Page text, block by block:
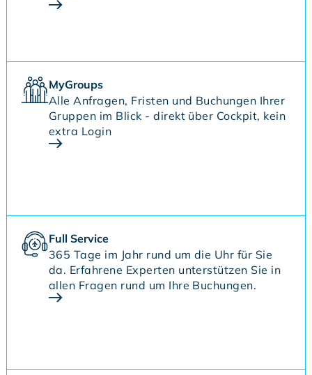
MyGroups
Alle Anfragen, Fristen und Buchungen Ihrer
Gruppen im Blick - direkt über Cockpit, kein
extra Login
Full Service
365 Tage im Jahr rund um die Uhr für Sie
da. Erfahrene Experten unterstützen Sie in
allen Fragen rund um Ihre Buchungen.